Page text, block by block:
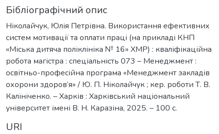
Бібліографічний опис
Ніколайчук, Юлія Петрівна. Використання ефективних
систем мотивації та оплати праці (на прикладі КНП
«Міська дитяча поліклініка № 16» ХМР) : кваліфікаційна
робота магістра : спеціальність 073 – Менеджмент :
освітньо-професійна програма «Менеджмент закладів
охорони здоров’я» / Ю. П. Ніколайчук ; кер. роботи Т. В.
Калініченко. – Харків : Харківський національний
університет імені В. Н. Каразіна, 2025. – 100 с.
URI